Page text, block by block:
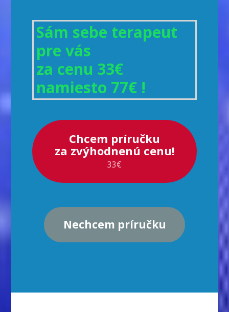
Sám sebe terapeut
pre vás
za cenu 33€
namiesto 77€ !
Chcem príručku
za zvýhodnenú cenu!
33€
Nechcem príručku